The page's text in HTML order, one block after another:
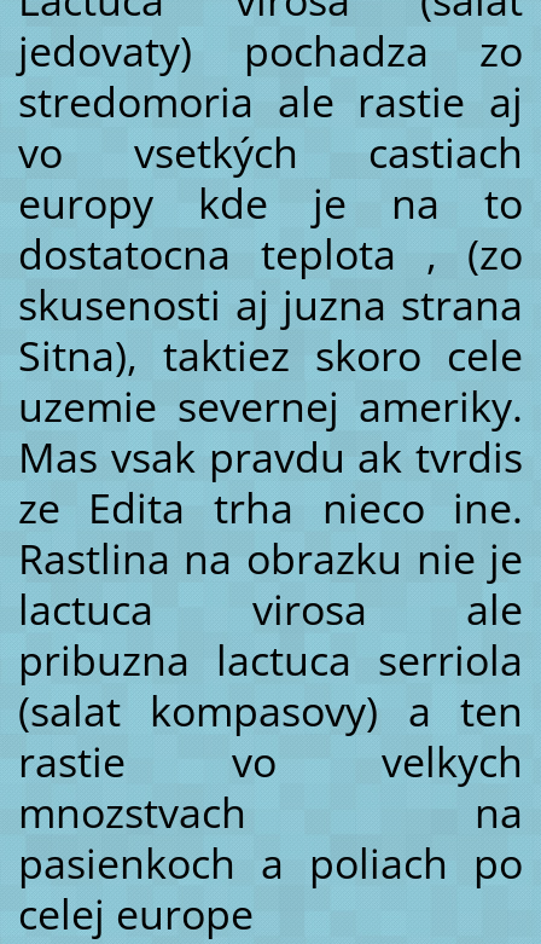
jedovaty) pochadza zo
stredomoria ale rastie aj
vo vsetkých castiach
europy kde je na to
dostatocna teplota , (zo
skusenosti aj juzna strana
Sitna), taktiez skoro cele
uzemie severnej ameriky.
Mas vsak pravdu ak tvrdis
ze Edita trha nieco ine.
Rastlina na obrazku nie je
lactuca virosa ale
pribuzna lactuca serriola
(salat kompasovy) a ten
rastie vo velkych
mnozstvach na
pasienkoch a poliach po
celej europe